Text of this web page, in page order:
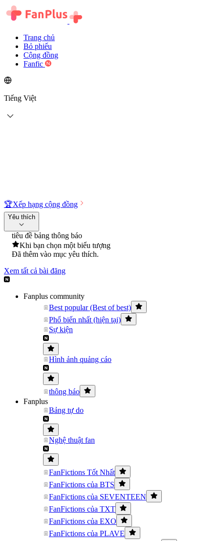
Trang chủ
Bỏ phiếu
Cộng đồng
Fanfic
Tiếng Việt
🏆Xếp hạng cộng đồng
Yêu thích
tiêu đề bảng thông báo
Khi bạn chọn một biểu tượng
Đã thêm vào mục yêu thích.
Xem tất cả bài đăng
Fanplus community
Best popular (Best of best)
Phổ biến nhất (hiện tại)
Sự kiện
Hình ảnh quảng cáo
thông báo
Fanplus
Bảng tự do
Nghệ thuật fan
FanFictions Tốt Nhất
FanFictions của BTS
FanFictions của SEVENTEEN
FanFictions của TXT
FanFictions của EXO
FanFictions của PLAVE